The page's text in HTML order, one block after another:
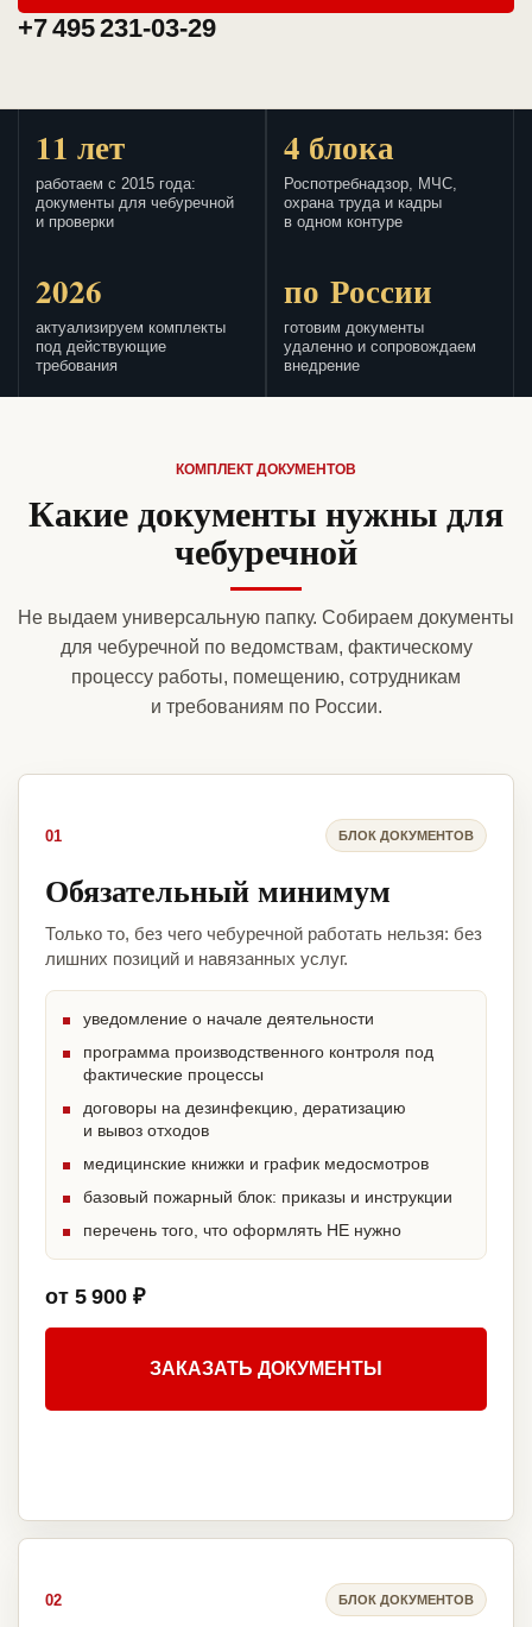
+7 495 231-03-29
11 лет
работаем с 2015 года:
документы для чебуречной
и проверки
4 блока
Роспотребнадзор, МЧС,
охрана труда и кадры
в одном контуре
2026
актуализируем комплекты
под действующие
требования
по России
готовим документы
удаленно и сопровождаем
внедрение
КОМПЛЕКТ ДОКУМЕНТОВ
Какие документы нужны для
чебуречной
Не выдаем универсальную папку. Собираем документы
для чебуречной по ведомствам, фактическому
процессу работы, помещению, сотрудникам
и требованиям по России.
01 БЛОК ДОКУМЕНТОВ
Обязательный минимум
Только то, без чего чебуречной работать нельзя: без
лишних позиций и навязанных услуг.
уведомление о начале деятельности
программа производственного контроля под
фактические процессы
договоры на дезинфекцию, дератизацию
и вывоз отходов
медицинские книжки и график медосмотров
базовый пожарный блок: приказы и инструкции
перечень того, что оформлять НЕ нужно
от 5 900 ₽
ЗАКАЗАТЬ ДОКУМЕНТЫ
02 БЛОК ДОКУМЕНТОВ